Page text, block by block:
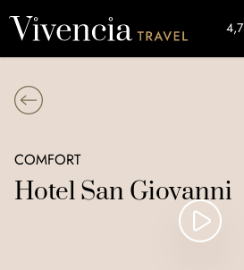
4,7
COMFORT
Hotel San Giovanni